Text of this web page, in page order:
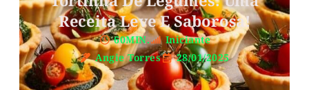
Receita Leve E Saborosa!
60MIN.
Iniciante
Angie Torres
28/01/2025